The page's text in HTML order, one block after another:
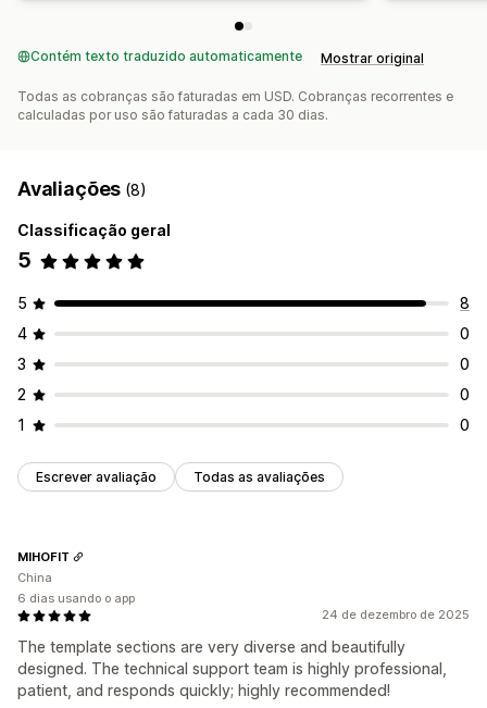
Contém texto traduzido automaticamente Mostrar original
Todas as cobranças são faturadas em USD. Cobranças recorrentes e
calculadas por uso são faturadas a cada 30 dias.
Avaliações (8)
Classificação geral
5
5
8
4
0
3
0
2
0
1
0
Escrever avaliação Todas as avaliações
24 de dezembro de 2025
The template sections are very diverse and beautifully
designed. The technical support team is highly professional,
patient, and responds quickly; highly recommended!
MIHOFIT
China
6 dias usando o app